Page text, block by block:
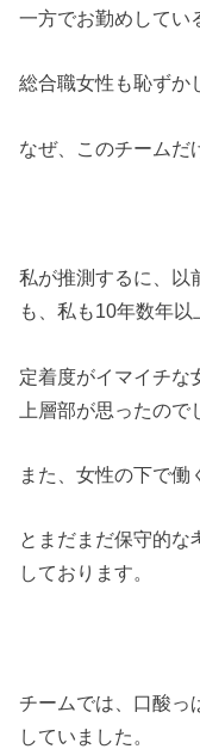
一方でお勤めしてい
総合職女性も恥ずか
なぜ、このチームだ
私が推測するに、以
も、私も10年数年以
定着度がイマイチな
上層部が思ったので
また、女性の下で働
とまだまだ保守的な
しております。
チームでは、口酸っ
していました。